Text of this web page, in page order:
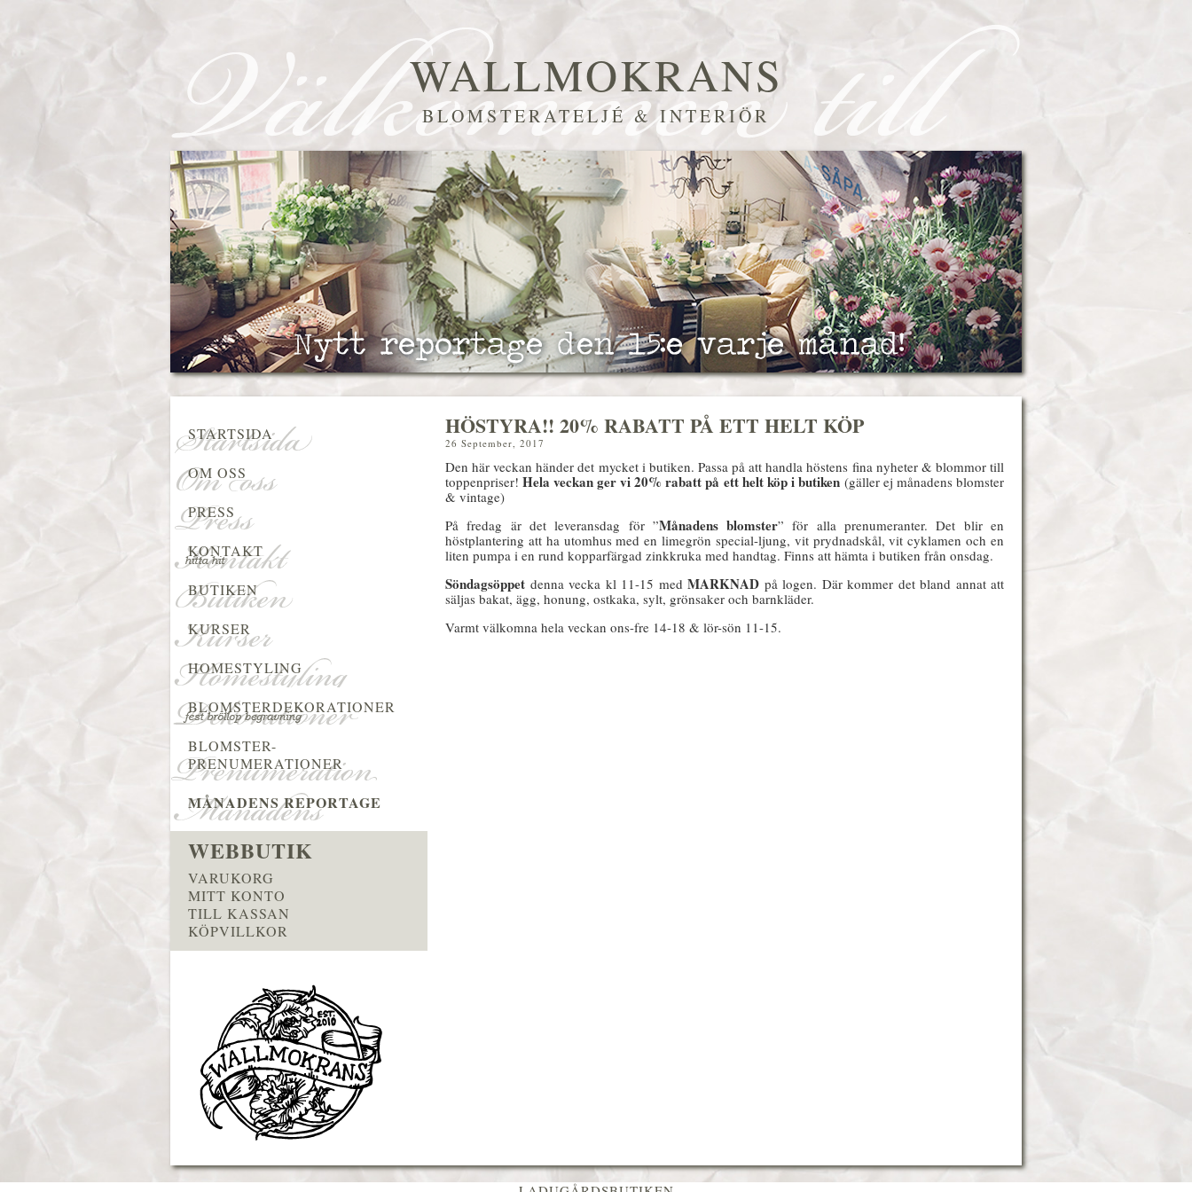
WALLMOKRANS
BLOMSTERATELJÉ & INTERIÖR
HÖSTYRA!! 20% RABATT PÅ ETT HELT KÖP
26 September, 2017
Den här veckan händer det mycket i butiken. Passa på att handla höstens fina nyheter & blommor till
toppenpriser!Hela veckanger vi 20% rabatt på ett helt köp i butiken(gäller ej månadens blomster
& vintage)
På fredag är det leveransdag för ”Månadens blomster” för alla prenumeranter. Det blir en
höstplantering att ha utomhus med en limegrön special-ljung, vit prydnadskål, vit cyklamen och en
liten pumpa i en rund kopparfärgad zinkkruka med handtag. Finns att hämta i butiken från onsdag.
Söndagsöppet denna vecka kl 11-15 med MARKNAD på logen. Där kommer det bland annat att
säljas bakat, ägg, honung, ostkaka, sylt, grönsaker och barnkläder.
Varmt välkomna hela veckan ons-fre 14-18 & lör-sön 11-15.
STARTSIDA
OM OSS
PRESS
KONTAKT
BUTIKEN
KURSER
HOMESTYLING
BLOMSTERDEKORATIONER
BLOMSTER-
PRENUMERATIONER
MÅNADENS REPORTAGE
WEBBUTIK
VARUKORG
MITT KONTO
TILL KASSAN
KÖPVILLKOR